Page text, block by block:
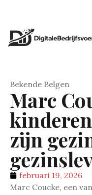
Bekende Belgen
Marc
zijn
februari 19, 2026
Marc Coucke, een